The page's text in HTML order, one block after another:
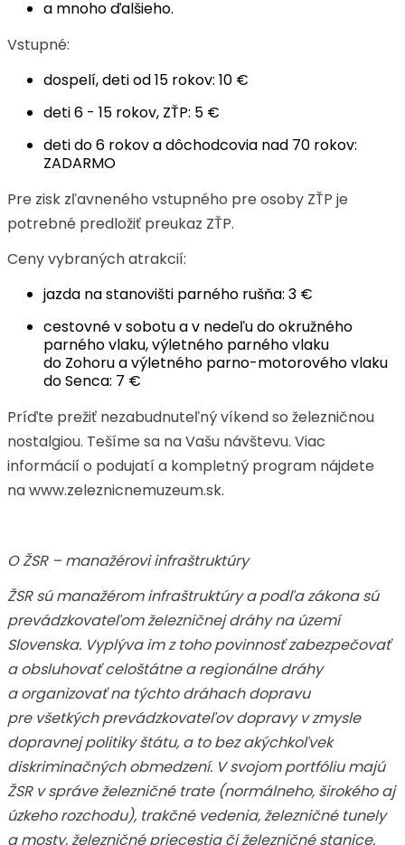
a mnoho ďalšieho.
Vstupné:
dospelí, deti od 15 rokov: 10 €
deti 6 - 15 rokov, ZŤP: 5 €
deti do 6 rokov a dôchodcovia nad 70 rokov:
ZADARMO
Pre zisk zľavneného vstupného pre osoby ZŤP je
potrebné predložiť preukaz ZŤP.
Ceny vybraných atrakcií:
jazda na stanovišti parného rušňa: 3 €
cestovné v sobotu a v nedeľu do okružného
parného vlaku, výletného parného vlaku
do Zohoru a výletného parno-motorového vlaku
do Senca: 7 €
Príďte prežiť nezabudnuteľný víkend so železničnou
nostalgiou. Tešíme sa na Vašu návštevu. Viac
informácií o podujatí a kompletný program nájdete
na www.zeleznicnemuzeum.sk.
O ŽSR – manažérovi infraštruktúry
ŽSR sú manažérom infraštruktúry a podľa zákona sú
prevádzkovateľom železničnej dráhy na území
Slovenska. Vyplýva im z toho povinnosť zabezpečovať
a obsluhovať celoštátne a regionálne dráhy
a organizovať na týchto dráhach dopravu
pre všetkých prevádzkovateľov dopravy v zmysle
dopravnej politiky štátu, a to bez akýchkoľvek
diskriminačných obmedzení. V svojom portfóliu majú
ŽSR v správe železničné trate (normálneho, širokého aj
úzkeho rozchodu), trakčné vedenia, železničné tunely
a mosty, železničné priecestia či železničné stanice.